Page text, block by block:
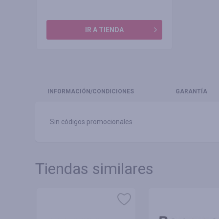
IR A TIENDA
INFORMACIÓN /CONDICIONES GARANTÍA
Sin códigos promocionales
Tiendas similares